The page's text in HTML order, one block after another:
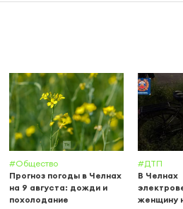
#Общество
Прогноз погоды в Челнах
на 9 августа: дожди и
похолодание
#ДТП
В Челнах
женщину